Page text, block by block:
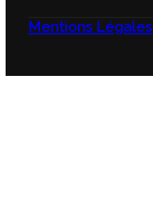
Mentions Légales